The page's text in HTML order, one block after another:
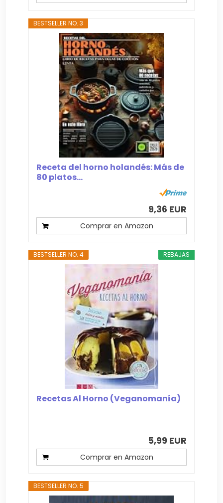
BESTSELLER NO. 3
Receta del horno holandés: Más de
80 platos...
9,36 EUR
Comprar en Amazon
REBAJAS
BESTSELLER NO. 4
Recetas Al Horno (Veganomanía)
5,99 EUR
Comprar en Amazon
BESTSELLER NO. 5